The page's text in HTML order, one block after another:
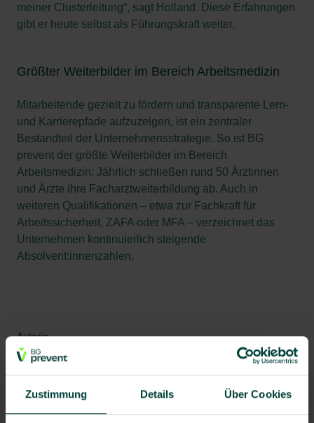
Zustimmung Details Über Cookies
meiner Clusterleitung“, sagt Holland. Diese Erfahrungen
gibt er heute selbst als Führungskraft weiter.
Größter Weiterbilder im Bereich Arbeitsmedizin
Mitarbeitende gezielt zu fördern und transparente Lern-
und Karrierepfade aufzuzeigen, ist ein zentraler
Bestandteil der Unternehmensstrategie. So ist BG
prevent der größte Weiterbilder im Bereich
Arbeitsmedizin: Jährlich schließen rund 50 Ärztinnen
und Ärzte ihre Facharztweiterbildung ab. Auch in
weiteren Qualifikationen – etwa zur Fachkraft für
Arbeitssicherheit, ZAFA oder MFA – verzeichnet das
Unternehmen kontinuierlich steigende
Absolvent:innenzahlen.
Autorin
Anne Schnadt